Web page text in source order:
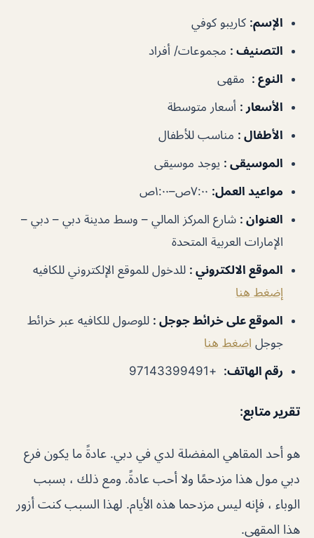
الإسم: كاريبو كوفي
التصنيف : مجموعات/ أفراد
النوع : مقهى
الأسعار : أسعار متوسطة
الأطفال : مناسب للأطفال
الموسيقى : يوجد موسيقى
مواعيد العمل:
العنوان : شارع المركز المالي – وسط مدينة دبي – دبي –
الإمارات العربية المتحدة
الموقع الالكتروني : للدخول للموقع الإلكتروني للكافيه
إضغط هنا
الموقع على خرائط جوجل : للوصول للكافيه عبر خرائط
جوجل اضغط هنا
رقم الهاتف:
+97143399491
تقرير متابع:
هو أحد المقاهي المفضلة لدي في دبي. عادةً ما يكون فرع
دبي مول هذا مزدحمًا ولا أحب عادةً. ومع ذلك ، بسبب
الوباء ، فإنه ليس مزدحما هذه الأيام. لهذا السبب كنت أزور
هذا المقهى.